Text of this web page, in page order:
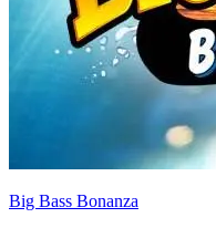
Big Bass Bonanza